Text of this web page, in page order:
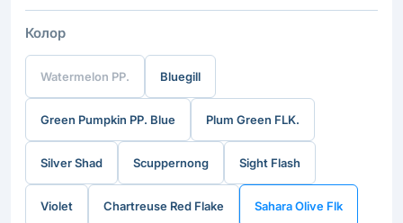
Колор
Watermelon PP. Bluegill
Green Pumpkin PP. Blue Plum Green FLK.
Silver Shad Scuppernong Sight Flash
Violet Chartreuse Red Flake Sahara Olive Flk